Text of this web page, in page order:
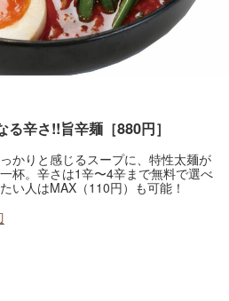
辛さ!!旨辛麺［880円］
かりと感じるスープに、特性太麺が
杯。辛さは1辛〜4辛まで無料で選べ
い人はMAX（110円）も可能！